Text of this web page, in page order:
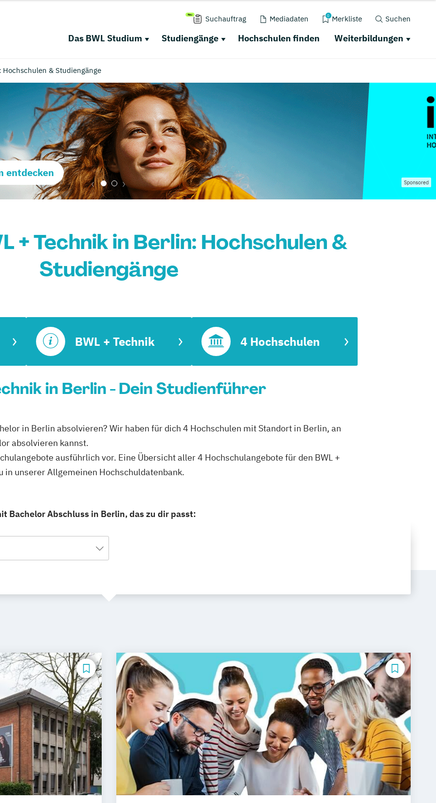
Suchauftrag Mediadaten 0 Merkliste Suchen
Das BWL Studium Studiengänge Hochschulen finden Weiterbildungen
& Studiengänge
entdecken
Sponsored
+ Technik in Berlin: Hochschulen &
Studiengänge
BWL + Technik 4 Hochschulen
in Berlin - Dein Studienführer
in Berlin absolvieren? Wir haben für dich 4 Hochschulen mit Standort in Berlin, an
absolvieren kannst.
ausführlich vor. Eine Übersicht aller 4 Hochschulangebote für den BWL +
in unserer Allgemeinen Hochschuldatenbank.
Bachelor Abschluss in Berlin, das zu dir passt: